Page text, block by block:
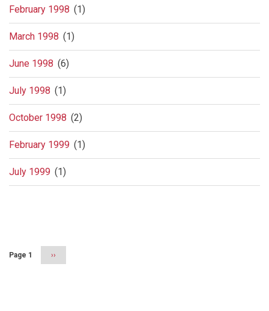
February 1998 (1)
March 1998 (1)
June 1998 (6)
July 1998 (1)
October 1998 (2)
February 1999 (1)
July 1999 (1)
Page 1
Next
››